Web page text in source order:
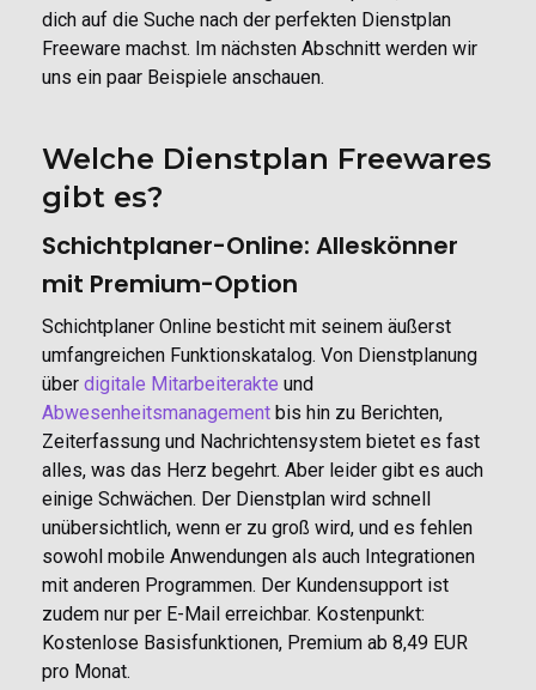
dich auf die Suche nach der perfekten Dienstplan
Freeware machst. Im nächsten Abschnitt werden wir
uns ein paar Beispiele anschauen.
Welche Dienstplan Freewares
gibt es?
Schichtplaner-Online: Alleskönner
mit Premium-Option
Schichtplaner Online besticht mit seinem äußerst
umfangreichen Funktionskatalog. Von Dienstplanung
über digitale Mitarbeiterakte und
Abwesenheitsmanagementbis hin zu Berichten,
Zeiterfassung und Nachrichtensystem bietet es fast
alles, was das Herz begehrt. Aber leider gibt es auch
einige Schwächen. Der Dienstplan wird schnell
unübersichtlich, wenn er zu groß wird, und es fehlen
sowohl mobile Anwendungen als auch Integrationen
mit anderen Programmen. Der Kundensupport ist
zudem nur per E-Mail erreichbar. Kostenpunkt:
Kostenlose Basisfunktionen, Premium ab 8,49 EUR
pro Monat.